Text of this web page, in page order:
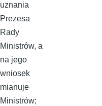
uznania
Prezesa
Rady
Ministrów, a
na jego
wniosek
mianuje
Ministrów;